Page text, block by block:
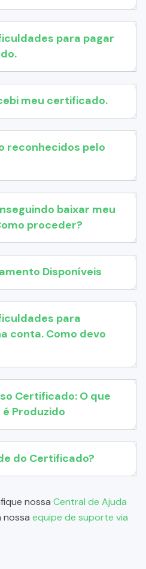
para pagar
meu certificado.
reconhecidos pelo
baixar meu
proceder?
Disponíveis
para
conta. Como devo
Certificado: O que
Produzido
do Certificado?
nossa Central de Ajuda
equipe de suporte via